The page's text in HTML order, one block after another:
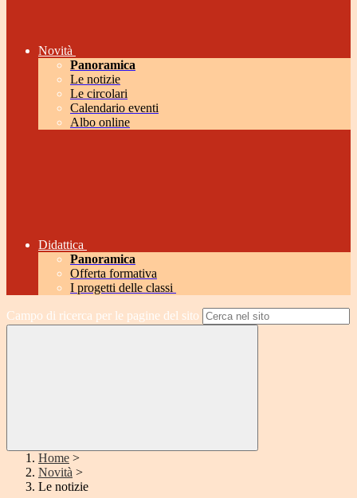
Novità
Panoramica
Le notizie
Le circolari
Calendario eventi
Albo online
Didattica
Panoramica
Offerta formativa
I progetti delle classi
Campo di ricerca per le pagine del sito
Home >
Novità >
Le notizie